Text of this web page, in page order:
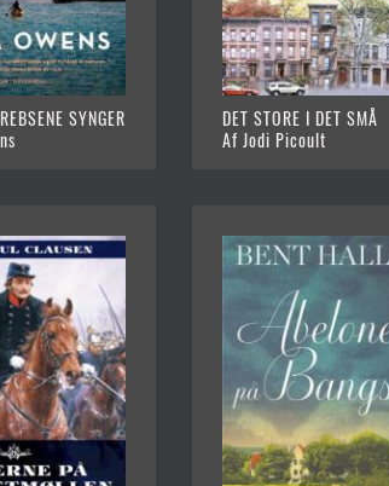
SYNGER
DET STORE I DET SMÅ
Af Jodi Picoult